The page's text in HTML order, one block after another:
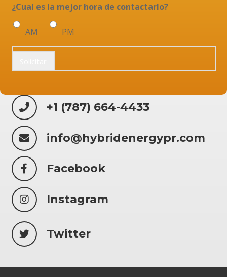
¿Cual es la mejor hora de contactarlo?
AM PM
+1 (787) 664-4433
info@hybridenergypr.com
Facebook
Instagram
Twitter